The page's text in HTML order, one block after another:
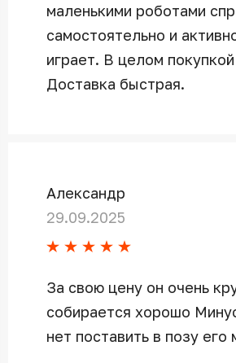
маленькими роботами
самостоятельно и
играет. В целом
Доставка быстрая.
Александр
29.09.2025
За свою цену он очень
собирается хорошо
нет поставить в позу его